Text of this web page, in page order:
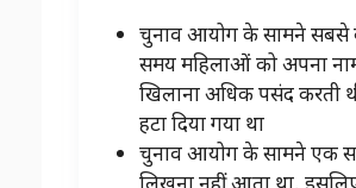
चुनाव आयोग के सामने सबसे
समय महिलाओं को अपना
खिलाना अधिक पसंद करती
हटा दिया गया था
चुनाव आयोग के सामने एक